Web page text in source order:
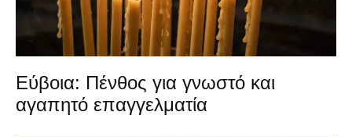
Εύβοια: Πένθος για γνωστό και
αγαπητό επαγγελματία